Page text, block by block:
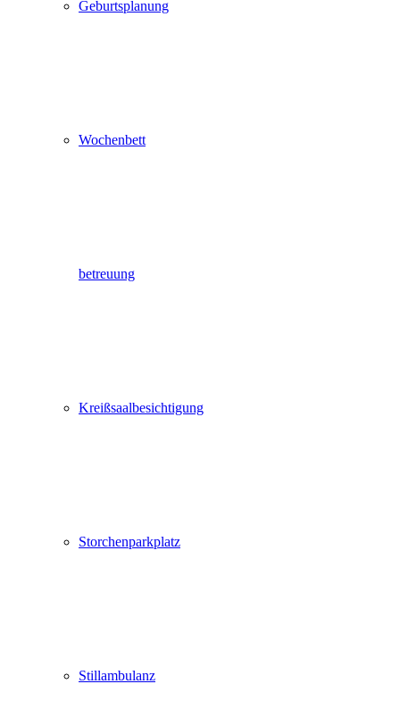
Geburtsplanung
Wochenbett
betreuung
Kreißsaalbesichtigung
Storchenparkplatz
Stillambulanz